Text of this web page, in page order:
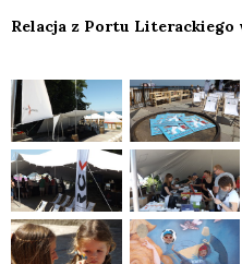
Relacja z Portu Literackiego